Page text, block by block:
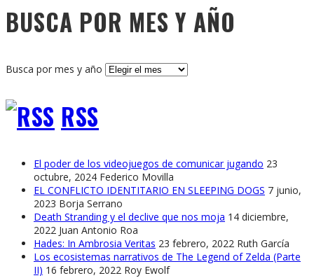
BUSCA POR MES Y AÑO
Busca por mes y año
RSS
El poder de los videojuegos de comunicar jugando 23
octubre, 2024 Federico Movilla
EL CONFLICTO IDENTITARIO EN SLEEPING DOGS 7 junio,
2023 Borja Serrano
Death Stranding y el declive que nos moja 14 diciembre,
2022 Juan Antonio Roa
Hades: In Ambrosia Veritas 23 febrero, 2022 Ruth García
Los ecosistemas narrativos de The Legend of Zelda (Parte
II) 16 febrero, 2022 Roy Ewolf